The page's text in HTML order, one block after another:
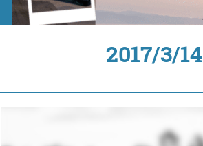
2017/3/14